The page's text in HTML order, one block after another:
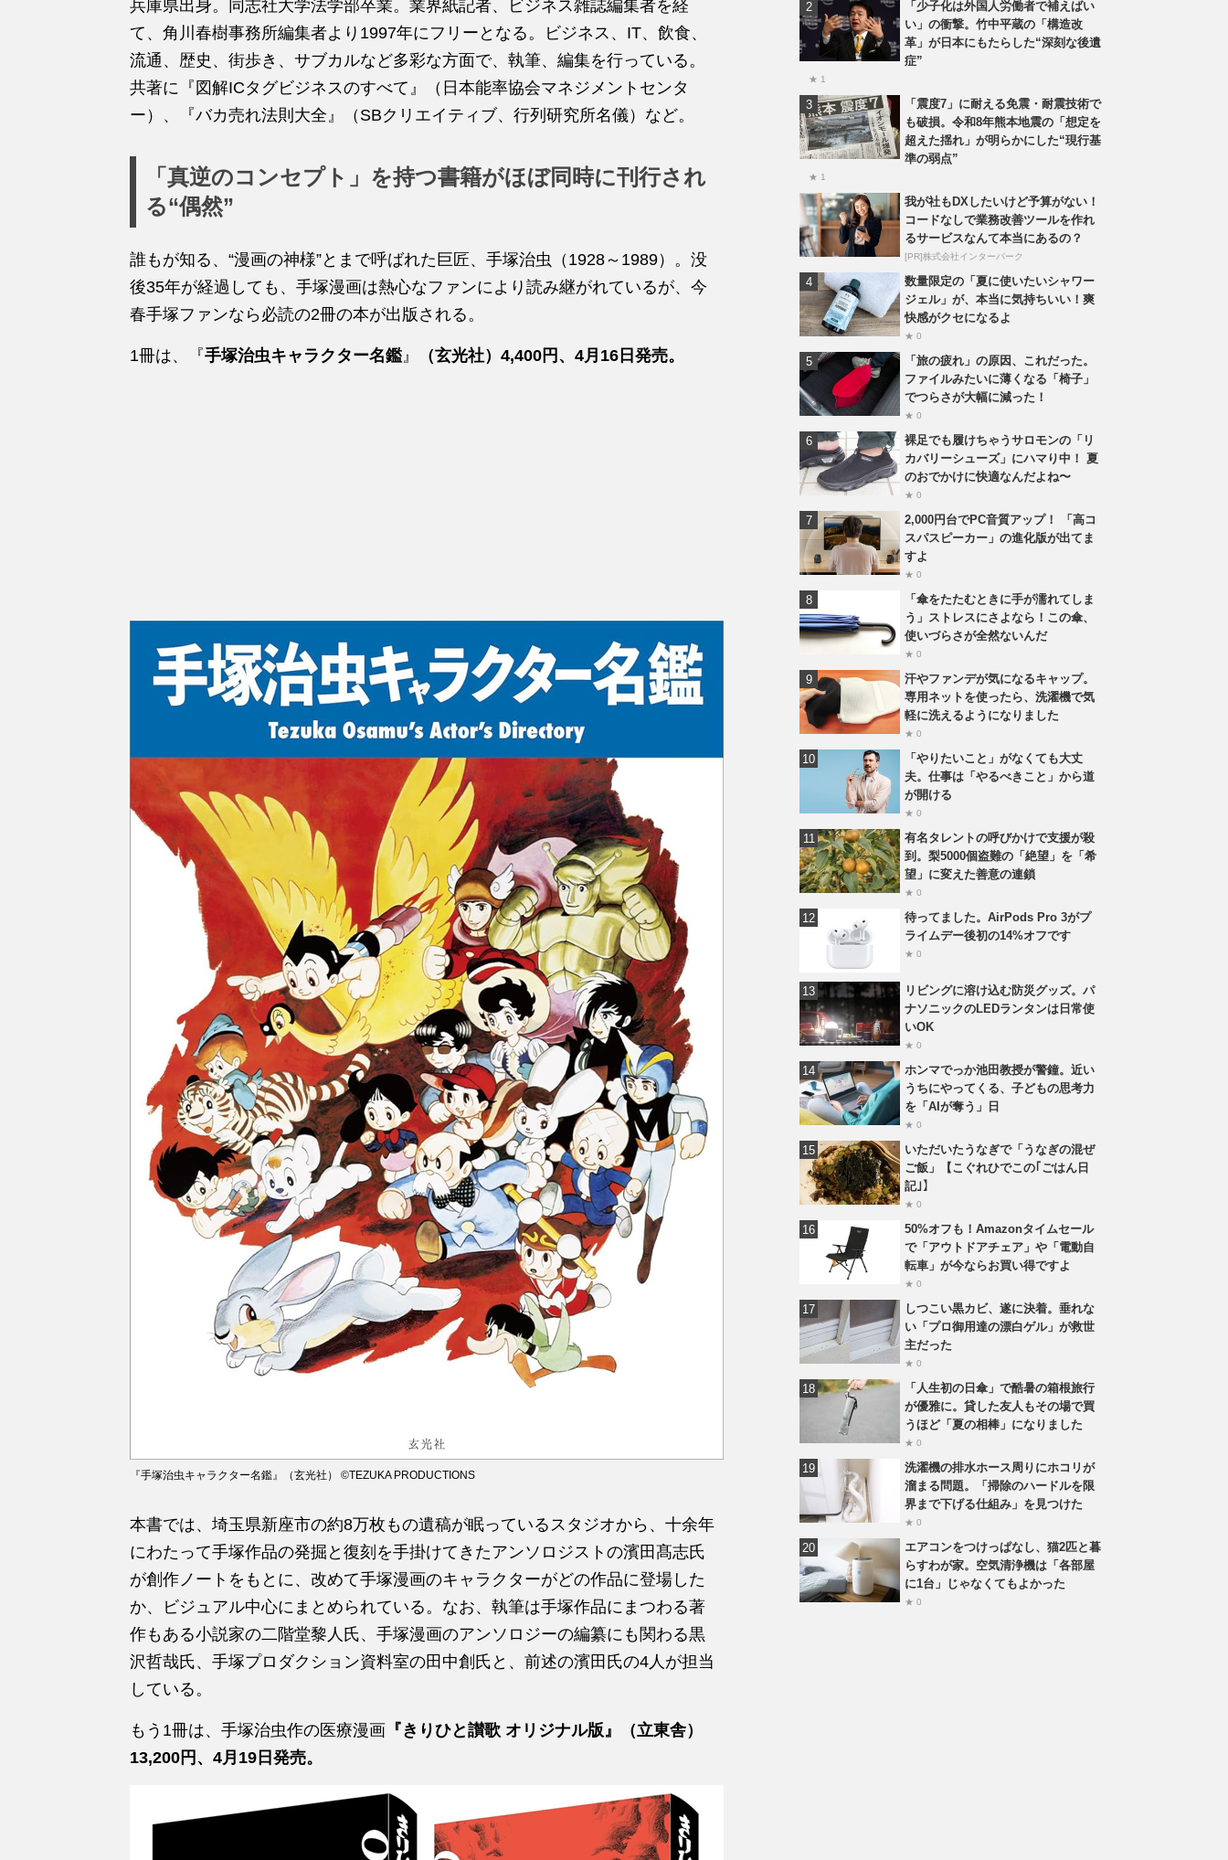
兵庫県出身。同志社大学法学部卒業。業界紙記者、ビジネス雑誌編集者を経
て、角川春樹事務所編集者より1997年にフリーとなる。ビジネス、IT、飲食、
流通、歴史、街歩き、サブカルなど多彩な方面で、執筆、編集を行っている。
共著に『図解ICタグビジネスのすべて』（日本能率協会マネジメントセンタ
ー）、『バカ売れ法則大全』（SBクリエイティブ、行列研究所名儀）など。
「真逆のコンセプト」を持つ書籍がほぼ同時に刊行され
る“偶然”
誰もが知る、“漫画の神様”とまで呼ばれた巨匠、手塚治虫（1928～1989）。没
後35年が経過しても、手塚漫画は熱心なファンにより読み継がれているが、今
春手塚ファンなら必読の2冊の本が出版される。
1冊は、『手塚治虫キャラクター名鑑 』 （玄光社）4,400円、4月16日発売。
『手塚治虫キャラクター名鑑』（玄光社） ©️TEZUKA PRODUCTIONS
本書では、埼玉県新座市の約8万枚もの遺稿が眠っているスタジオから、十余年
にわたって手塚作品の発掘と復刻を手掛けてきたアンソロジストの濱田髙志氏
が創作ノートをもとに、改めて手塚漫画のキャラクターがどの作品に登場した
か、ビジュアル中心にまとめられている。なお、執筆は手塚作品にまつわる著
作もある小説家の二階堂黎人氏、手塚漫画のアンソロジーの編纂にも関わる黒
沢哲哉氏、手塚プロダクション資料室の田中創氏と、前述の濱田氏の4人が担当
している。
もう1冊は、手塚治虫作の医療漫画 『きりひと讃歌 オリジナル版』（立東舎）
13,200円、4月19日発売。
「少子化は外国人労働者で補えばい
い」の衝撃。竹中平蔵の「構造改
革」が日本にもたらした“深刻な後遺
症”
★ 1
「震度7」に耐える免震・耐震技術で
も破損。令和8年熊本地震の「想定を
超えた揺れ」が明らかにした“現行基
準の弱点”
★ 1
我が社もDXしたいけど予算がない！
コードなしで業務改善ツールを作れ
るサービスなんて本当にあるの？
[PR]株式会社インターパーク
数量限定の「夏に使いたいシャワー
ジェル」が、本当に気持ちいい！爽
快感がクセになるよ
★ 0
「旅の疲れ」の原因、これだった。
ファイルみたいに薄くなる「椅子」
でつらさが大幅に減った！
★ 0
裸足でも履けちゃうサロモンの「リ
カバリーシューズ」にハマり中！ 夏
のおでかけに快適なんだよね〜
★ 0
2,000円台でPC音質アップ！ 「高コ
スパスピーカー」の進化版が出てま
すよ
★ 0
「傘をたたむときに手が濡れてしま
う」ストレスにさよなら！この傘、
使いづらさが全然ないんだ
★ 0
汗やファンデが気になるキャップ。
専用ネットを使ったら、洗濯機で気
軽に洗えるようになりました
★ 0
「やりたいこと」がなくても大丈
夫。仕事は「やるべきこと」から道
が開ける
★ 0
有名タレントの呼びかけで支援が殺
到。梨5000個盗難の「絶望」を「希
望」に変えた善意の連鎖
★ 0
待ってました。AirPods Pro 3がプ
ライムデー後初の14%オフです
★ 0
リビングに溶け込む防災グッズ。パ
ナソニックのLEDランタンは日常使
いOK
★ 0
ホンマでっか池田教授が警鐘。近い
うちにやってくる、子どもの思考力
を「AIが奪う」日
★ 0
いただいたうなぎで「うなぎの混ぜ
ご飯」【こぐれひでこの｢ごはん日
記｣】
★ 0
50%オフも！Amazonタイムセール
で「アウトドアチェア」や「電動自
転車」が今ならお買い得ですよ
★ 0
しつこい黒カビ、遂に決着。垂れな
い「プロ御用達の漂白ゲル」が救世
主だった
★ 0
「人生初の日傘」で酷暑の箱根旅行
が優雅に。貸した友人もその場で買
うほど「夏の相棒」になりました
★ 0
洗濯機の排水ホース周りにホコリが
溜まる問題。「掃除のハードルを限
界まで下げる仕組み」を見つけた
★ 0
エアコンをつけっぱなし、猫2匹と暮
らすわが家。空気清浄機は「各部屋
に1台」じゃなくてもよかった
★ 0